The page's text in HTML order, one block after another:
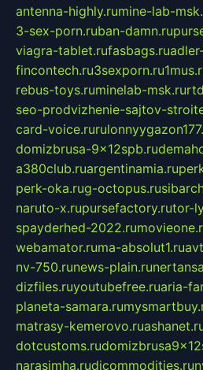
antenna-highly.rumine-lab-
3-sex-porn.ruban-damn.ru
viagra-tablet.rufasbags.ru
fincontech.ru3sexporn.ru
rebus-toys.ruminelab-msk.ru
seo-prodvizhenie-sajtov-
card-voice.ru
domizbrusa-9x12spb.ru
a380club.ruargentinamia.ru
perk-oka.rug-octopus.ru
naruto-x.rupursefactory.rutor-
spayderhed-2022.ru
webamator.ruma-absolut1.ru
nv-750.runews-plain.ru
dizfiles.ruyoutubefree.ruaria-
planeta-samara.ru
matrasy-kemerovo.ru
dotcustoms.ru
narasimha.rudjcommodities.ru